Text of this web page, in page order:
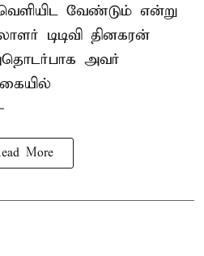
வேண்டும் என்று
டிடிவி தினகரன்
அவர்
More